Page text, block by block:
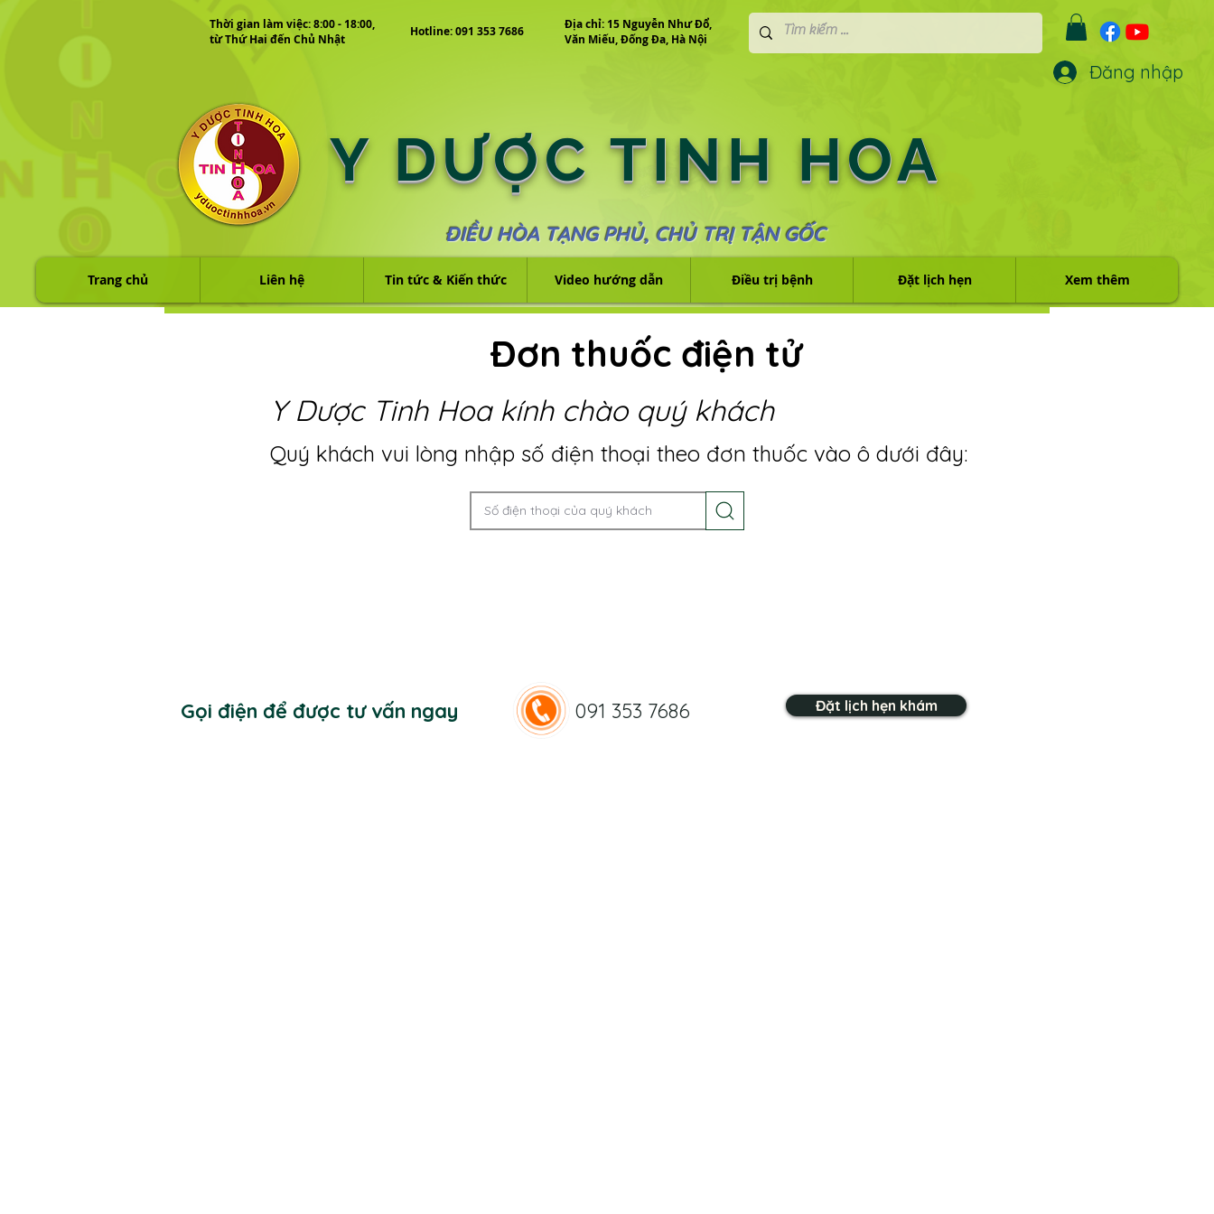
Đăng nhập
Thời gian làm việc: 8:00 - 18:00,
từ Thứ Hai đến Chủ Nhật
Hotline: 091 353 7686
Địa chỉ: 15 Nguyễn Như Đổ,
Văn Miếu, Đống Đa, Hà Nội
Y DƯỢC TINH HOA
ĐIỀU HÒA TẠNG PHỦ, CHỦ TRỊ TẬN GỐC
Trang chủ Liên hệ Tin tức & Kiến thức Video hướng dẫn Điều trị bệnh Đặt lịch hẹn Xem thêm
Đơn thuốc điện tử
Y Dược Tinh Hoa kính chào quý khách
Quý khách vui lòng nhập số điện thoại theo đơn thuốc vào ô dưới đây:
Gọi điện để được tư vấn ngay 091 353 7686 Đặt lịch hẹn khám